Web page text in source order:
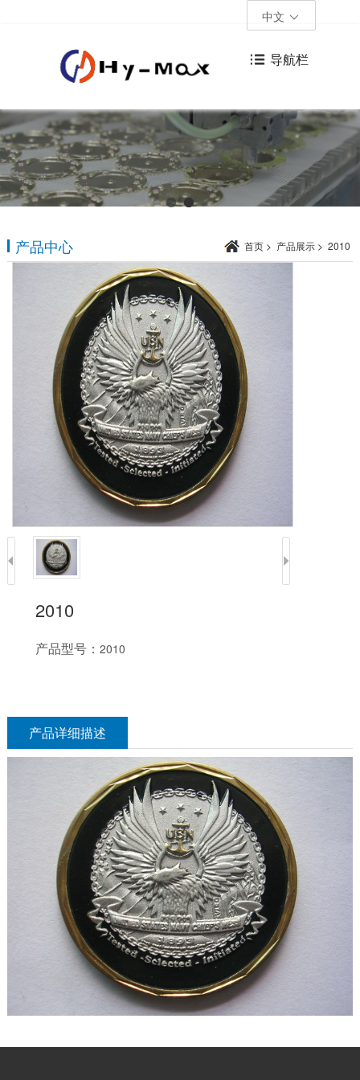
中文
导航栏
产品中心 首页 > 产品展示 > 2010
2010
产品型号：2010
产品详细描述